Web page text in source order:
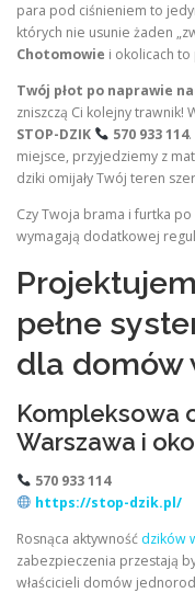
para pod ciśnieniem to
których nie usunie żaden
Chotomowie i okolicach
Twój płot po naprawie
zniszczą Ci kolejny trawnik!
STOP-DZIK
570 933 114.
miejsce, przyjedziemy z
dziki omijały Twój teren
Czy Twoja brama i furtka
wymagają dodatkowej
pełne
dla domów
Kompleksowa
Warszawa i
570 933 114
https://stop-dzik.pl/
Rosnąca aktywność dzików
zabezpieczenia przestają
właścicieli domów